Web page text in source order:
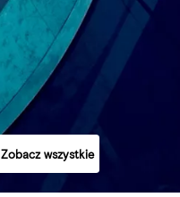
Zobacz wszystkie